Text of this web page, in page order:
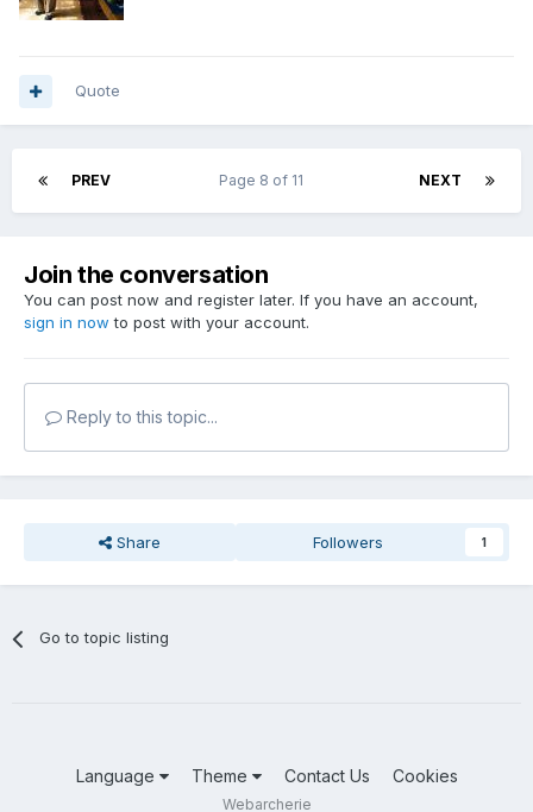
Quote
PREV NEXT
Page 8 of 11
Join the conversation
You can post now and register later. If you have an account,
sign in now to post with your account.
Reply to this topic...
Share Followers 1
Go to topic listing
Language Theme Contact Us Cookies
Webarcherie